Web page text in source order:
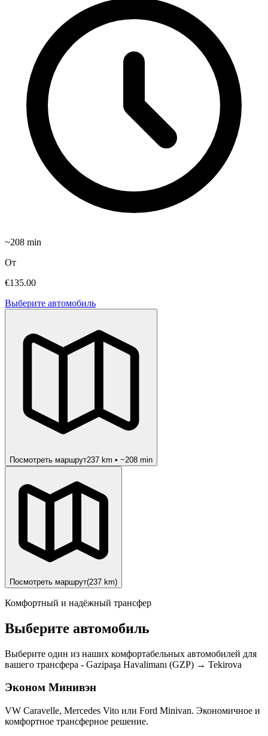
~208 min
От
€135.00
Выберите автомобиль
Посмотреть маршрут237 km • ~208 min
Посмотреть маршрут(237 km)
Комфортный и надёжный трансфер
Выберите автомобиль
Выберите один из наших комфортабельных автомобилей для
вашего трансфера - Gazipaşa Havalimanı (GZP) → Tekirova
Эконом Минивэн
VW Caravelle, Mercedes Vito или Ford Minivan. Экономичное и
комфортное трансферное решение.